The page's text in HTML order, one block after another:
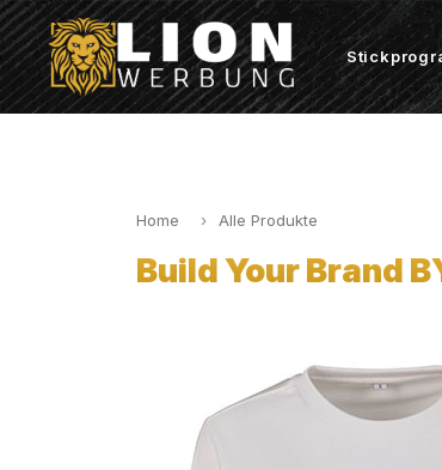
Home Alle Produkte
Build Your Brand